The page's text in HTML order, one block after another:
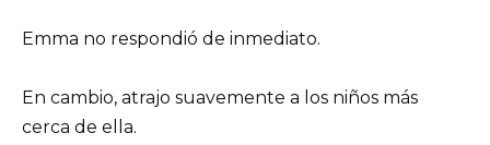
Emma no respondió de inmediato.
En cambio, atrajo suavemente a los niños más
cerca de ella.